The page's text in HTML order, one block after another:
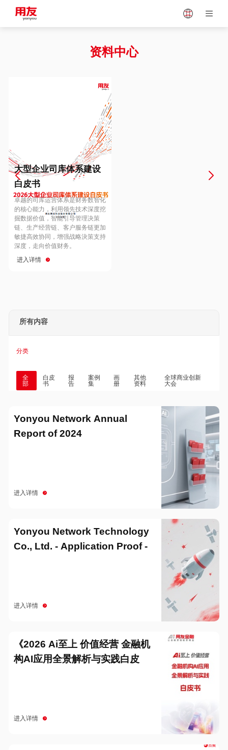
Vietnam
Europe
Hungary
Hong Kong
资料中心
大型企业司库体系建设
白皮书
卓越的司库运营体系是财务数智化
的核心能力，利用领先技术深度挖
掘数据价值，智能引导管理决策
链、生产经营链、客户服务链更加
敏捷高效协同，增强战略決策支持
深度，走向价值财务。
进入详情
所有内容
分类
全
部
白皮
书
报
告
案例
集
画
册
其他
资料
全球商业创新
大会
Yonyou Network Annual
Report of 2024
进入详情
Yonyou Network Technology
Co., Ltd. - Application Proof -
进入详情
《2026 Ai至上 价值经营 金融机
构AI应用全景解析与实践白皮
进入详情